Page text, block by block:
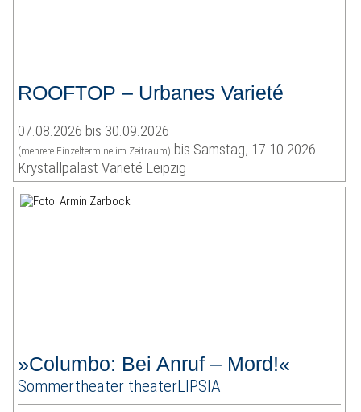
ROOFTOP – Urbanes Varieté
07.08.2026 bis 30.09.2026
(mehrere Einzeltermine im Zeitraum) bis Samstag, 17.10.2026
Krystallpalast Varieté Leipzig
»Columbo: Bei Anruf – Mord!«
Sommertheater theaterLIPSIA